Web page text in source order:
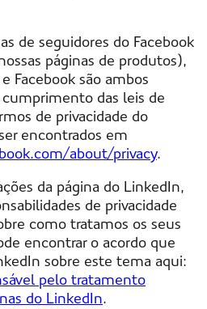
de seguidores do Facebook
páginas de produtos),
Facebook são ambos
cumprimento das leis de
de privacidade do
encontrados em
about/privacy.
da página do LinkedIn,
de privacidade
como tratamos os seus
encontrar o acordo que
sobre este tema aqui:
pelo tratamento
do LinkedIn.